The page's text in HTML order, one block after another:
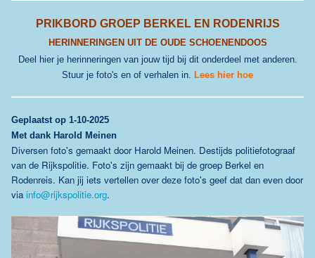
PRIKBORD GROEP BERKEL EN RODENRIJS
HERINNERINGEN UIT DE OUDE SCHOENENDOOS
Deel hier je herinneringen van jouw tijd bij dit onderdeel met anderen.
Stuur je foto's en of verhalen in. Lees hier hoe
Geplaatst op 1-10-2025
Met dank Harold Meinen
Diversen foto's gemaakt door Harold Meinen. Destijds politiefotograaf
van de Rijkspolitie. Foto's zijn gemaakt bij de groep Berkel en
Rodenreis. Kan jij iets vertellen over deze foto's geef dat dan even door
via info@rijkspolitie.org.